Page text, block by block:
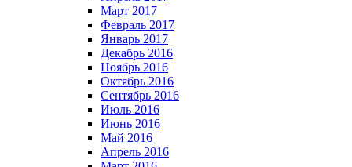
Март 2017
Февраль 2017
Январь 2017
Декабрь 2016
Ноябрь 2016
Октябрь 2016
Сентябрь 2016
Июль 2016
Июнь 2016
Май 2016
Апрель 2016